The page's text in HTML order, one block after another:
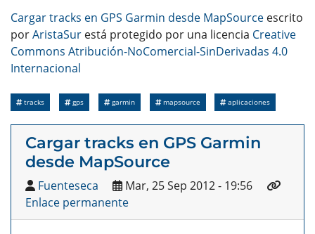
Cargar tracks en GPS Garmin desde MapSource escrito
porAristaSur está protegido por una licencia Creative
Commons Atribución-NoComercial-SinDerivadas 4.0
Internacional
tracks gps garmin mapsource aplicaciones
Cargar tracks en GPS Garmin
desde MapSource
Fuenteseca
Mar, 25 Sep 2012 - 19:56
Enlace permanente